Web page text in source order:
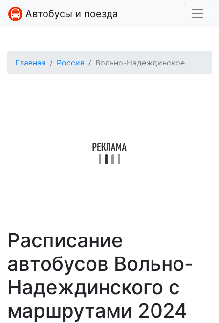
Автобусы и поезда
Главная Россия Вольно-Надеждинское
Расписание
автобусов Вольно-
Надеждинского с
маршрутами 2024